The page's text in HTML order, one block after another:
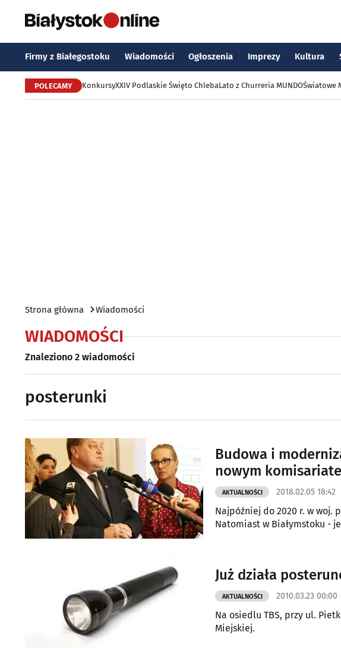
Firmy z Białegostoku Wiadomości Ogłoszenia Imprezy Kultura
POLECAMY KonkursyXXIV Podlaskie Święto ChlebaLato z Churreria MUNDOŚwiatowe
Strona główna Wiadomości
WIADOMOŚCI
Znaleziono 2 wiadomości
posterunki
Budowa i
nowym
AKTUALNOŚCI 2018.02.05 18:42
Najpóźniej do 2020 r. w
Natomiast w Białymstoku -
Już działa
AKTUALNOŚCI 2010.03.23 00:00
Na osiedlu TBS, przy ul.
Miejskiej.